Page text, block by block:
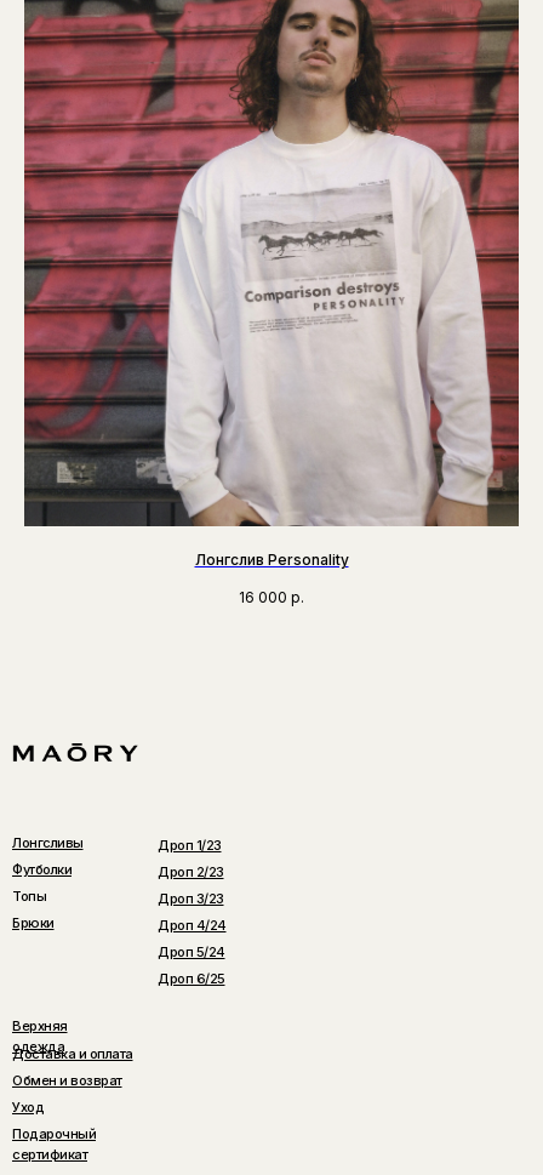
Лонгслив Personality
16 000 р.
Лонгсливы
Футболки
Топы
Брюки
Дроп 1/23
Дроп 2/23
Дроп 3/23
Доставка и оплата
Обмен и возврат
Уход
Подарочный
сертификат
Дроп 4/24
Дроп 5/24
Дроп 6/25
Верхняя
одежда